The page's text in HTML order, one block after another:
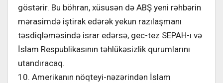
göstərir. Bu böhran, xüsusən də ABŞ yeni rəhbərin
mərasimdə iştirak edərək yekun razılaşmanı
təsdiqləməsində israr edərsə, gec-tez SEPAH-ı və
İslam Respublikasının təhlükəsizlik qurumlarını
utandıracaq.
10. Amerikanın nöqteyi-nəzərindən İslam